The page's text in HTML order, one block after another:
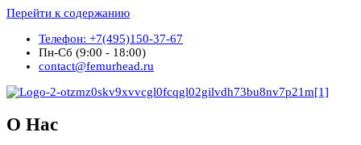
Перейти к содержанию
Телефон: +7(495)150-37-67
Пн-Сб (9:00 - 18:00)
contact@femurhead.ru
О Нас